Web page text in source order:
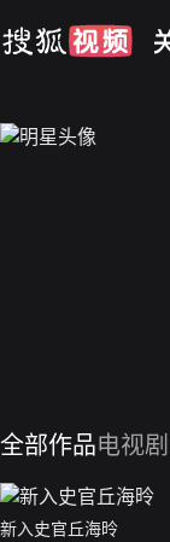
全部作品电视剧
新入史官丘海昤